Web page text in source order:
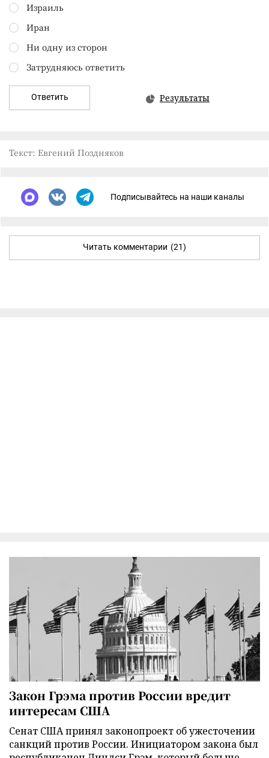
Израиль
Иран
Ни одну из сторон
Затрудняюсь ответить
Ответить Результаты
Текст: Евгений Поздняков
Подписывайтесь на наши каналы
Читать комментарии (21)
Закон Грэма против России вредит
интересам США
Сенат США принял законопроект об ужесточении
санкций против России. Инициатором закона был